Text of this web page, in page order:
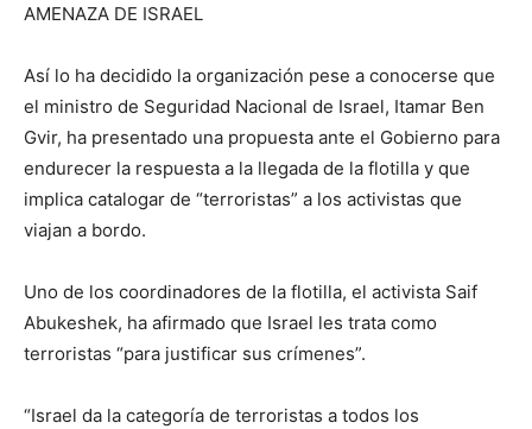
AMENAZA DE ISRAEL
Así lo ha decidido la organización pese a conocerse que
el ministro de Seguridad Nacional de Israel, Itamar Ben
Gvir, ha presentado una propuesta ante el Gobierno para
endurecer la respuesta a la llegada de la flotilla y que
implica catalogar de “terroristas” a los activistas que
viajan a bordo.
Uno de los coordinadores de la flotilla, el activista Saif
Abukeshek, ha afirmado que Israel les trata como
terroristas “para justificar sus crímenes”.
“Israel da la categoría de terroristas a todos los